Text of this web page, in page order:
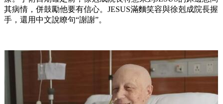
其病情，併鼓勵他要有信心。JESUS滿麵笑容與徐剋成院長握
手，還用中文說瞭句“謝謝”。